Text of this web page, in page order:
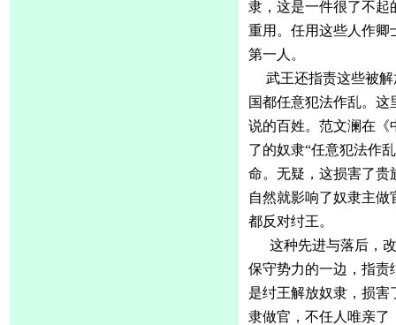
隶，这是一件很了不起
重用。任用这些人作卿
第一人。
武王还指责这些被
国都任意犯法作乱。这
说的百姓。范文澜在《
了的奴隶“任意犯法作
命。无疑，这损害了贵
自然就影响了奴隶主
都反对纣王。
这种先进与落后，
保守势力的一边，指责
是纣王解放奴隶，损害
隶做官，不任人唯亲了